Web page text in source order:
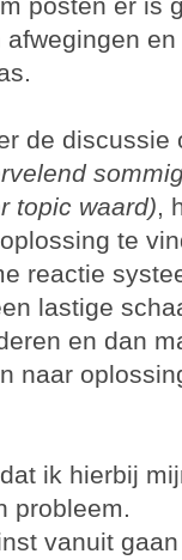
posten er is
de discussie
topic waard),
te
reactie
lastige
en dan
naar
ik hierbij
probleem.
vanuit